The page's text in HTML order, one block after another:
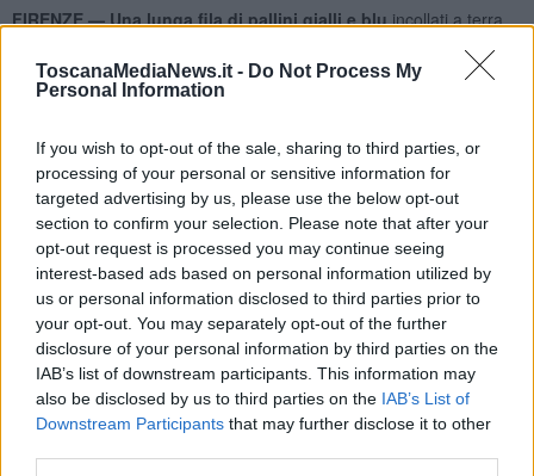
ToscanaMediaNews.it - Do Not Process My
Personal Information
If you wish to opt-out of the sale, sharing to third parties, or
processing of your personal or sensitive information for
targeted advertising by us, please use the below opt-out
section to confirm your selection. Please note that after your
opt-out request is processed you may continue seeing
interest-based ads based on personal information utilized by
us or personal information disclosed to third parties prior to
your opt-out. You may separately opt-out of the further
disclosure of your personal information by third parties on the
IAB’s list of downstream participants. This information may
also be disclosed by us to third parties on the IAB’s List of
Downstream Participants that may further disclose it to other
FIRENZE —Una lunga fila di pallini gialli e bluincollati a terra
Oculistica e Otorinolaringoiatriadi Careggi, con ilnuovo pronto
soccorso, inaugurato alla presenza del Direttore generale
regionale alla Salute,
Luigi Marroni
Un doppio reparto che ospiterà i circa 32 mila pazienti
anno transitano dalle corsie di Careggi per farsi curare i traumi agli
occhi, alle orecchie, alla gola o al naso. Per il momentoil reparto
di degenza di oculistica rimarrà all'interno del Cto, ma i due
poli sono collegati attraverso un sistema di monitor e
telecamereche permetterà ai medici e agli infermieri del pronto
soccorso di mettersi in contatto con gli specialisti presenti in reparto
per avere un consulto in tempo reale in caso di situazioni
particolarmente delicate.